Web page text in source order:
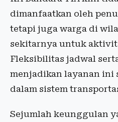
dimanfaatkan oleh
tetapi juga warga di
sekitarnya untuk
Fleksibilitas jadwal
menjadikan layanan ini
dalam sistem
Sejumlah keunggulan